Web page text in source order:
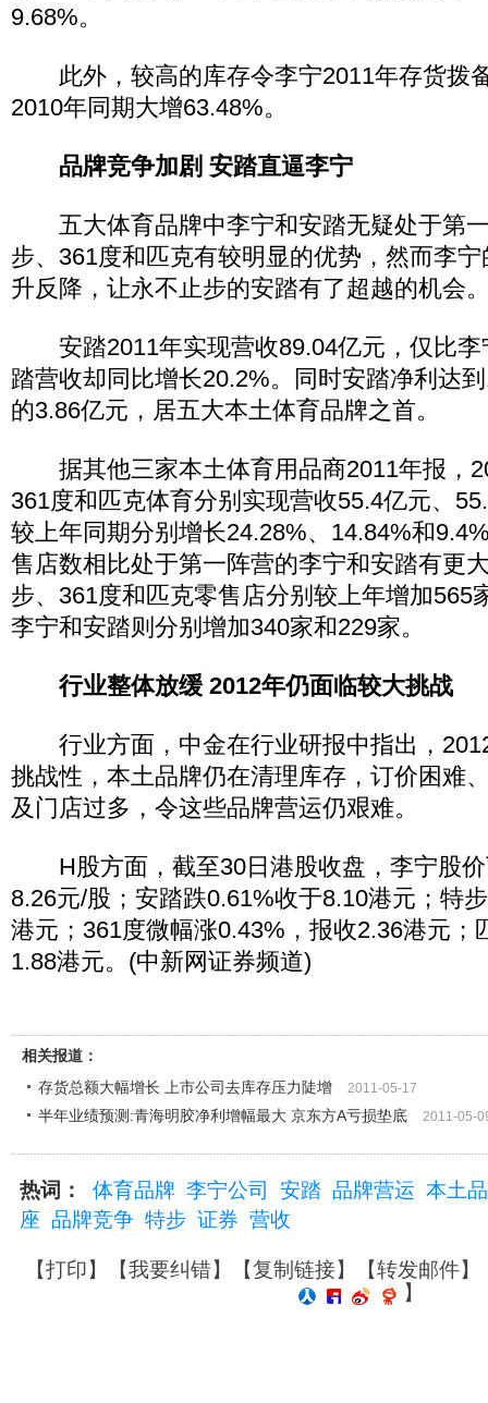
9.68%。
此外，较高的库存令李宁2011年存货拨
2010年同期大增63.48%。
品牌竞争加剧 安踏直逼李宁
五大体育品牌中李宁和安踏无疑处于第
步、361度和匹克有较明显的优势，然而李
升反降，让永不止步的安踏有了超越的机会
安踏2011年实现营收89.04亿元，仅比李
踏营收却同比增长20.2%。同时安踏净利达
的3.86亿元，居五大本土体育品牌之首。
据其他三家本土体育用品商2011年报，
361度和匹克体育分别实现营收55.4亿元、
较上年同期分别增长24.28%、14.84%和
售店数相比处于第一阵营的李宁和安踏有更
步、361度和匹克零售店分别较上年增加565
李宁和安踏则分别增加340家和229家。
行业整体放缓 2012年仍面临较大挑战
行业方面，中金在行业研报中指出，
挑战性，本土品牌仍在清理库存，订价困难
及门店过多，令这些品牌营运仍艰难。
H股方面，截至30日港股收盘，李宁股价
8.26元/股；安踏跌0.61%收于8.10港元；特
港元；361度微幅涨0.43%，报收2.36港元；
1.88港元。(中新网证券频道)
相关报道：
存货总额大幅增长 上市公司去库存压力陡增
2011-05-17
半年业绩预测:青海明胶净利增幅最大 京东方A亏损垫底 2011-05-
热词： 体育品牌 李宁公司 安踏 品牌营运 本土
座 品牌竞争 特步 证券 营收
【打印】【我要纠错】【复制链接】【转发邮件】
】